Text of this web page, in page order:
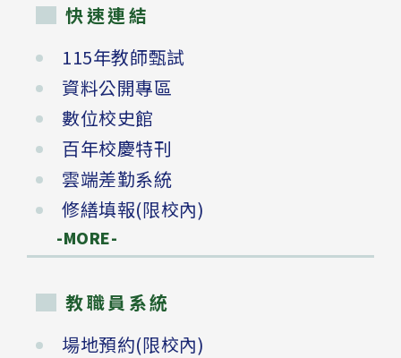
快速連結
115年教師甄試
資料公開專區
數位校史館
百年校慶特刊
雲端差勤系統
修繕填報(限校內)
-MORE-
教職員系統
場地預約(限校內)